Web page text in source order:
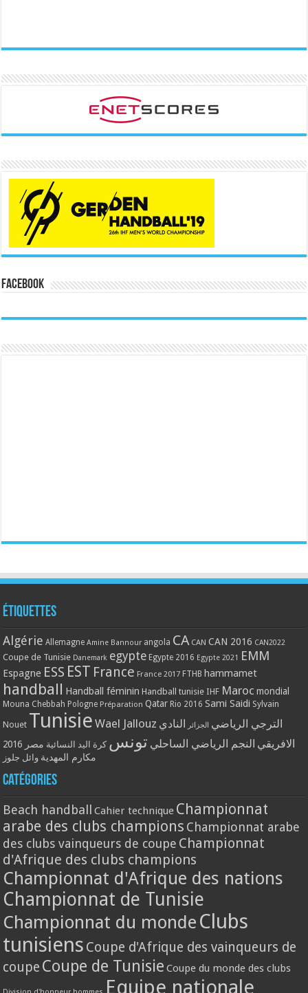
Facebook
Étiquettes
Algérie Allemagne Amine Bannour angola CA CAN CAN 2016 CAN2022
Coupe de Tunisie Danemark egypte Egypte 2016 Egypte 2021 EMM
Espagne ESS EST France France 2017 FTHB hammamet
handball Handball féminin Handball tunisie IHF Maroc mondial
Mouna Chebbah Pologne Préparation Qatar Rio 2016 Sami Saidi Sylvain
Nouet Tunisie Wael Jallouz الترجي الرياضي الجزائر النادي
الافريقي النجم الرياضي الساحلي تونس كرة اليد النسائية مصر 2016
مكارم المهدية وائل جلوز
Catégories
Beach handball Cahier technique Championnat
arabe des clubs champions Championnat arabe
des clubs vainqueurs de coupe Championnat
d'Afrique des clubs champions
Championnat d'Afrique des nations
Championnat de Tunisie
Championnat du monde Clubs
tunisiens Coupe d'Afrique des vainqueurs de
coupe Coupe de Tunisie Coupe du monde des clubs
Equipe nationale